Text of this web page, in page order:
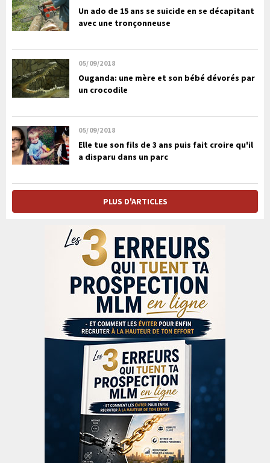
Un ado de 15 ans se suicide en se décapitant
avec une tronçonneuse
05/09/2018
Ouganda: une mère et son bébé dévorés par
un crocodile
05/09/2018
Elle tue son fils de 3 ans puis fait croire qu'il
a disparu dans un parc
PLUS D'ARTICLES